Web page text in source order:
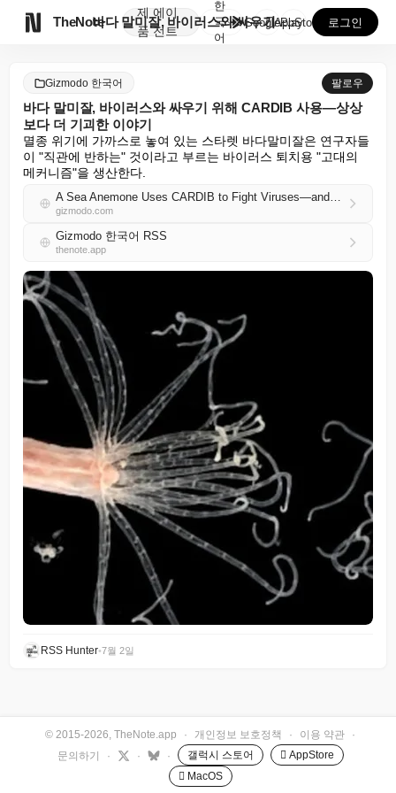
TheNote
제
품
에이
전트
바다 말미잘, 바이러스와 싸우기 위해 CARDIB 사용...
한
국
어
GooglePlay
AppStore 로그인
Gizmodo 한국어 팔로우
바다 말미잘, 바이러스와 싸우기 위해 CARDIB 사용—상상
보다 더 기괴한 이야기
멸종 위기에 가까스로 놓여 있는 스타렛 바다말미잘은 연구자들
이 "직관에 반하는" 것이라고 부르는 바이러스 퇴치용 "고대의
메커니즘"을 생산한다.
A Sea Anemone Uses CARDIB to Fight Viruses—and It’s Even More Bizarre Than It Sounds
gizmodo.com
Gizmodo 한국어 RSS
thenote.app
RSS Hunter•7월 2일
© 2015-2026, TheNote.app · 개인정보 보호정책 · 이용 약관
·
문의하기
· · · 갤럭시 스토어
 AppStore
 MacOS